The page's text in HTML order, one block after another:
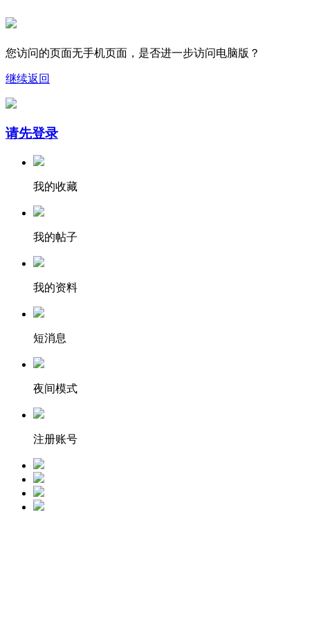
您访问的页面无手机页面，是否进一步访问电脑版？
继续返回
请先登录
我的收藏
我的帖子
我的资料
短消息
夜间模式
注册账号